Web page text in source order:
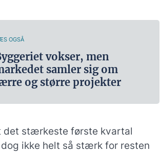
OGSÅ
vokser, men
samler sig om
og større projekter
det stærkeste første kvartal
ikke helt så stærk for resten